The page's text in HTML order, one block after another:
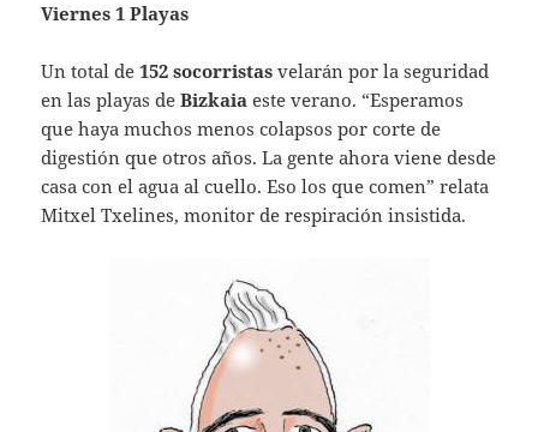
Viernes 1 Playas
Un total de152 socorristas velarán por la seguridad
en las playas deBizkaiaeste verano. “Esperamos
que haya muchos menos colapsos por corte de
digestión que otros años. La gente ahora viene desde
casa con el agua al cuello. Eso los que comen” relata
Mitxel Txelines, monitor de respiración insistida.